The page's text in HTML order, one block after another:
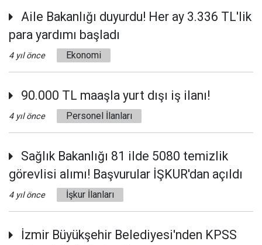
Aile Bakanlığı duyurdu! Her ay 3.336 TL'lik
para yardımı başladı
4 yıl önce Ekonomi
90.000 TL maaşla yurt dışı iş ilanı!
4 yıl önce Personel İlanları
Sağlık Bakanlığı 81 ilde 5080 temizlik
görevlisi alımı! Başvurular İŞKUR'dan açıldı
4 yıl önce İşkur İlanları
İzmir Büyükşehir Belediyesi'nden KPSS